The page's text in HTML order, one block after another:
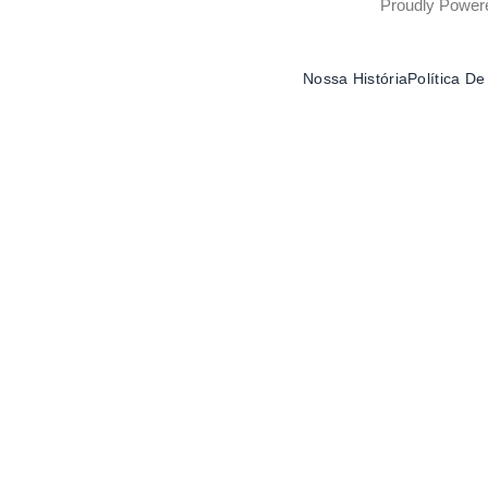
Proudly
Nossa HistóriaPolítica